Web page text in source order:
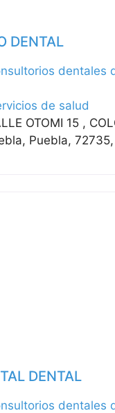
DENTAL
dentales
de salud
OTOMI 15 ,
Puebla 72735
DENTAL
dentales